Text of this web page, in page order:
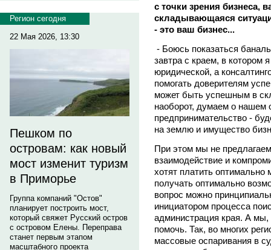
Регион сегодня
22 Мая 2026, 13:30
Пешком по
островам: как новый
мост изменит туризм
в Приморье
Группа компаний "Остов"
планирует построить мост,
который свяжет Русский остров
с островом Елены. Переправа
станет первым этапом
масштабного проекта
с точки зрения бизнеса,
складывающаяся
- это ваш бизнес...
- Боюсь показаться
завтра с краем, в котором
юридической, а
помогать доверителям
может быть успешным в
наоборот, думаем о нашем
предпринимательство -
на землю и имущество
При этом мы не
взаимодействие и
хотят платить оптимально
получать оптимально
вопрос можно
инициатором процесса
администрация края. А мы,
помочь. Так, во многих
массовые оспаривания в